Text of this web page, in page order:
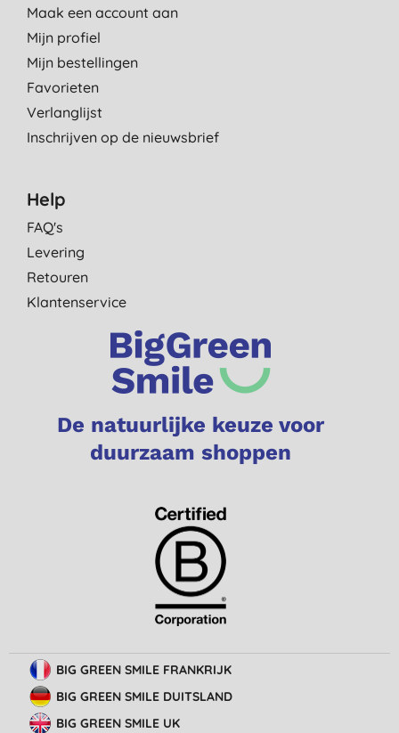
Maak een account aan
Mijn profiel
Mijn bestellingen
Favorieten
Verlanglijst
Inschrijven op de nieuwsbrief
Help
FAQ's
Levering
Retouren
Klantenservice
De natuurlijke keuze voor
duurzaam shoppen
BIG GREEN SMILE FRANKRIJK
BIG GREEN SMILE DUITSLAND
BIG GREEN SMILE UK